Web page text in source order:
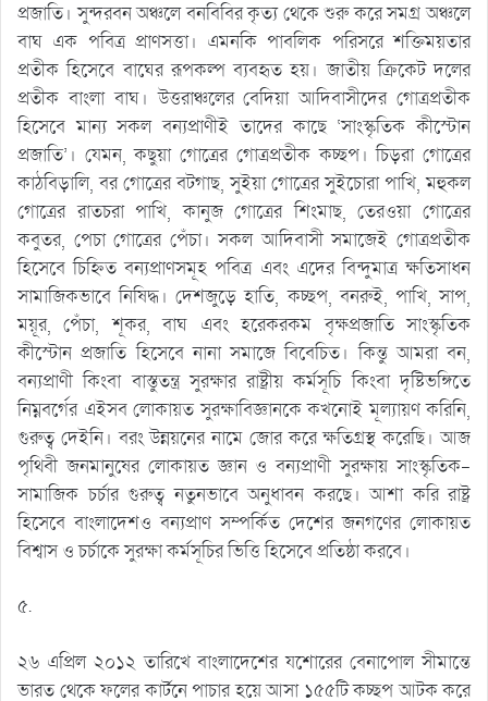
প্রজাতি। সুন্দরবন অঞ্চলে বনবিবির কৃত্য থেকে শুরু করে সমগ্র অঞ্চলে
বাঘ এক পবিত্র প্রাণসত্তা। এমনকি পাবলিক পরিসরে শক্তিময়তার
প্রতীক হিসেবে বাঘের রূপকল্প ব্যবহৃত হয়। জাতীয় ক্রিকেট দলের
প্রতীক বাংলা বাঘ। উত্তরাঞ্চলের বেদিয়া আদিবাসীদের গোত্রপ্রতীক
হিসেবে মান্য সকল বন্যপ্রাণীই তাদের কাছে ‘সাংস্কৃতিক কীস্টোন
প্রজাতি’। যেমন, কছুয়া গোত্রের গোত্রপ্রতীক কচ্ছপ। চিড়রা গোত্রের
কাঠবিড়ালি, বর গোত্রের বটগাছ, সুইয়া গোত্রের সুইচোরা পাখি, মহুকল
গোত্রের রাতচরা পাখি, কানুজ গোত্রের শিংমাছ, তেরওয়া গোত্রের
কবুতর, পেচা গোত্রের পেঁচা। সকল আদিবাসী সমাজেই গোত্রপ্রতীক
হিসেবে চিহ্নিত বন্যপ্রাণসমূহ পবিত্র এবং এদের বিন্দুমাত্র ক্ষতিসাধন
সামাজিকভাবে নিষিদ্ধ। দেশজুড়ে হাতি, কচ্ছপ, বনরুই, পাখি, সাপ,
ময়ূর, পেঁচা, শূকর, বাঘ এবং হরেকরকম বৃক্ষপ্রজাতি সাংস্কৃতিক
কীস্টোন প্রজাতি হিসেবে নানা সমাজে বিবেচিত। কিন্তু আমরা বন,
বন্যপ্রাণী কিংবা বাস্তুতন্ত্র সুরক্ষার রাষ্ট্রীয় কর্মসূচি কিংবা দৃষ্টিভঙ্গিতে
নিম্নবর্গের এইসব লোকায়ত সুরক্ষাবিজ্ঞানকে কখনোই মূল্যায়ণ করিনি,
গুরুত্ব দেইনি। বরং উন্নয়নের নামে জোর করে ক্ষতিগ্রস্থ করেছি। আজ
পৃথিবী জনমানুষের লোকায়ত জ্ঞান ও বন্যপ্রাণী সুরক্ষায় সাংস্কৃতিক-
সামাজিক চর্চার গুরুত্ব নতুনভাবে অনুধাবন করছে। আশা করি রাষ্ট্র
হিসেবে বাংলাদেশও বন্যপ্রাণ সম্পর্কিত দেশের জনগণের লোকায়ত
বিশ্বাস ও চর্চাকে সুরক্ষা কর্মসূচির ভিত্তি হিসেবে প্রতিষ্ঠা করবে।
৫.
২৬ এপ্রিল ২০১২ তারিখে বাংলাদেশের যশোরের বেনাপোল সীমান্তে
ভারত থেকে ফলের কার্টনে পাচার হয়ে আসা ১৫৫টি কচ্ছপ আটক করে